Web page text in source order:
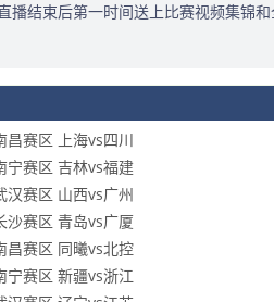
播结束后第一时间送上比赛视频集锦
昌赛区 上海vs四川
宁赛区 吉林vs福建
汉赛区 山西vs广州
沙赛区 青岛vs广厦
昌赛区 同曦vs北控
宁赛区 新疆vs浙江